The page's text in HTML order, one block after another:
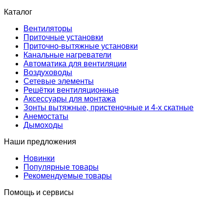
Каталог
Вентиляторы
Приточные установки
Приточно-вытяжные установки
Канальные нагреватели
Автоматика для вентиляции
Воздуховоды
Сетевые элементы
Решётки вентиляционные
Аксессуары для монтажа
Зонты вытяжные, пристеночные и 4-х скатные
Анемостаты
Дымоходы
Наши предложения
Новинки
Популярные товары
Рекомендуемые товары
Помощь и сервисы